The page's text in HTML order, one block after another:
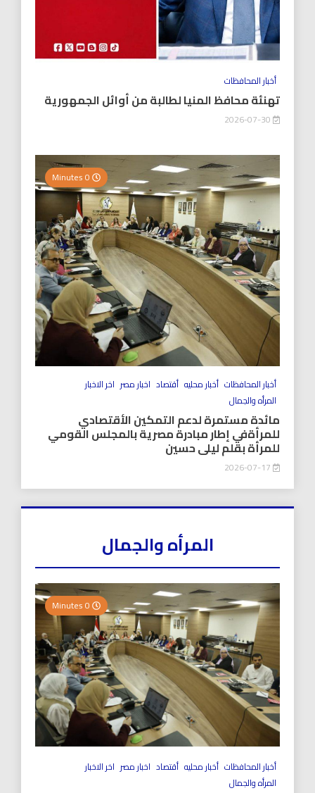
أخبار المحافظات
تهنئة محافظ المنيا لطالبة من أوائل الجمهورية
أخبار المحافظات أخبار محليه أقتصاد اخبار مصر اخر الاخبار
المرأه والجمال
مائدة مستمرة لدعم التمكين الأقتصادي
للمرأةفي إطار مبادرة مصرية بالمجلس القومي
للمرأة بقلم ليلى حسين
المرأه والجمال
أخبار المحافظات أخبار محليه أقتصاد اخبار مصر اخر الاخبار
المرأه والجمال